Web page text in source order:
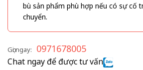
bù sản phẩm phù hợp nếu có sự cố
chuyển.
Gọi ngay: 0971678005
Chat ngay để được tư vấn